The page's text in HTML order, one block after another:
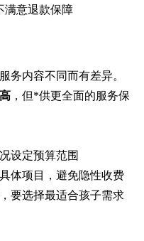
满意退款保障
务内容不同而有差异。
，但*供更全面的服务保
设定预算范围
体项目，避免隐性收费
要选择最适合孩子需求